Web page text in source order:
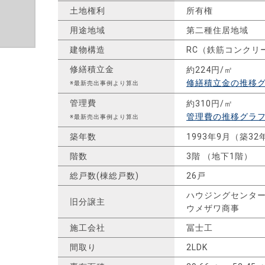
土地権利 所有権
用途地域 第二種住居地域
建物構造 RC（鉄筋コンクリ
修繕積立金
※最新売出事例より算出
約224円/㎡
修繕積立金の推移
管理費
※最新売出事例より算出
約310円/㎡
管理費の推移グラ
築年数 1993年9月（築32
階数 3階 （地下1階）
総戸数(棟総戸数) 26戸
旧分譲主
ハウジングセンター
ウメザワ商事
施工会社 冨士工
間取り 2LDK